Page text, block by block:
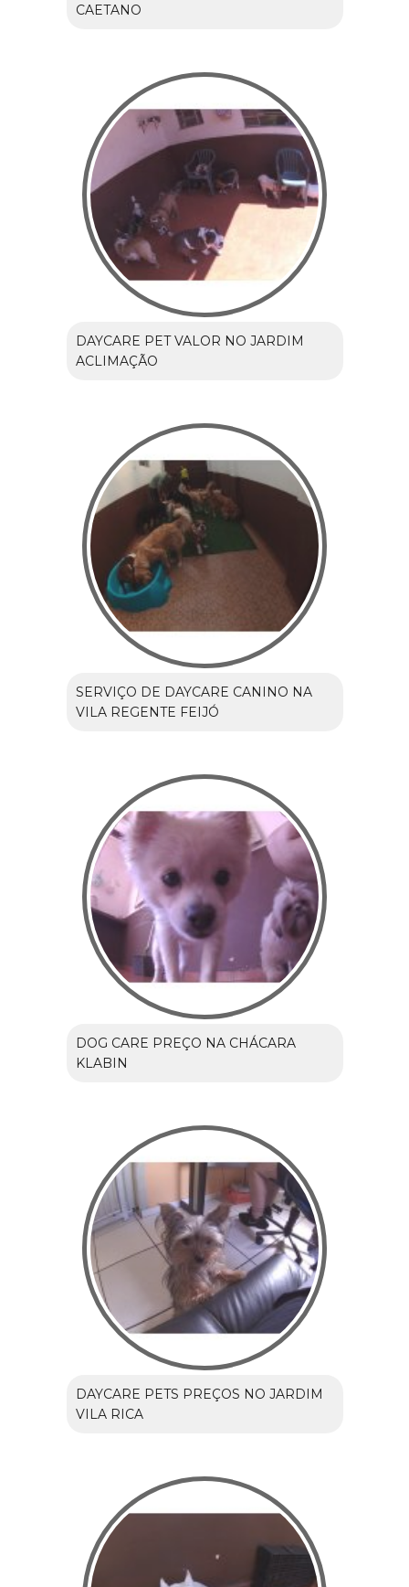
CAETANO
DAYCARE PET VALOR NO JARDIM
ACLIMAÇÃO
SERVIÇO DE DAYCARE CANINO NA
VILA REGENTE FEIJÓ
DOG CARE PREÇO NA CHÁCARA
KLABIN
DAYCARE PETS PREÇOS NO JARDIM
VILA RICA